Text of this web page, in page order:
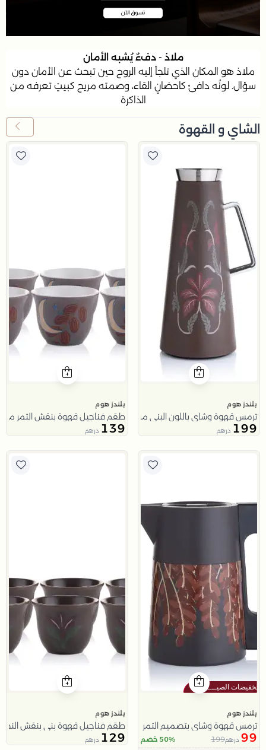
ملاذ - دفءٌ ﻳُﺸﺒﻪ اﻷﻣﺎن
ملاذ ﻫﻮ اﻟﻤﻜﺎن اﻟﺬي ﺗﻠﺠﺄ إﻟﻴﻪ اﻟﺮوح ﺣﻴﻦ ﺗﺒﺤﺚ ﻋﻦ اﻷﻣﺎن دون
ﺳﺆال. ﻟﻮﻧُﻪ داﻓﺊ ﻛﺎﺣﻀﺎنٍ اﻟﻘﺎء، وﺻﻤﺘﻪ ﻣﺮﻳﺢ ﻛﺒﻴﺖٍ ﺗﻌﺮﻓﻪ ﻣﻦ
اﻟﺬاﻛﺮة
الشاي و القهوة
بلندز هوم
ترمس قهوة وشاي باللون البني من ملاذ
199 درهم
بلندز هوم
طقم فناجيل قهوة بنقش التمر من
139 درهم
بلندز هوم
ترمس قهوة وشاي بتصميم التمر 1 لتر من ملاذ
99 درهم199 50% خصم
بلندز هوم
طقم فناجيل قهوة بني بنقش
129 درهم